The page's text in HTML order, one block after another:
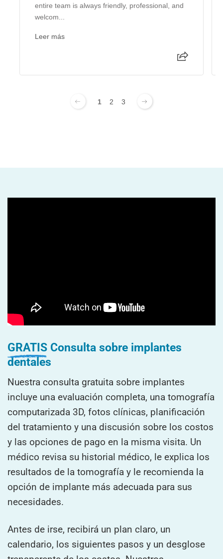
entire team is always friendly, professional, and
welcom...
Leer más
1 2 3
GRATIS Consulta sobre implantes
dentales
Nuestra consulta gratuita sobre implantes
incluye una evaluación completa, una tomografía
computarizada 3D, fotos clínicas, planificación
del tratamiento y una discusión sobre los costos
y las opciones de pago en la misma visita. Un
médico revisa su historial médico, le explica los
resultados de la tomografía y le recomienda la
opción de implante más adecuada para sus
necesidades.
Antes de irse, recibirá un plan claro, un
calendario, los siguientes pasos y un desglose